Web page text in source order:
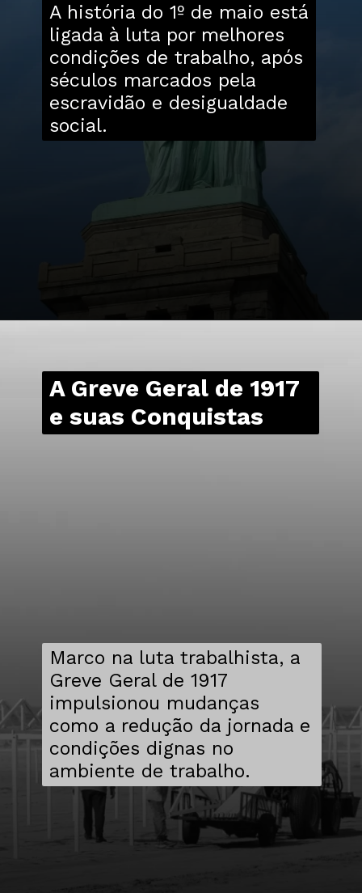
A história do 1º de maio está
ligada à luta por melhores
condições de trabalho, após
séculos marcados pela
escravidão e desigualdade
social.
A Greve Geral de 1917
e suas Conquistas
Marco na luta trabalhista, a
Greve Geral de 1917
impulsionou mudanças
como a redução da jornada e
condições dignas no
ambiente de trabalho.